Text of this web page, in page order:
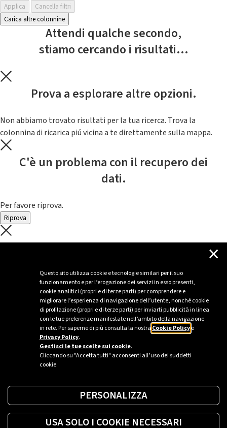
Questo sito utilizza cookie e tecnologie similari per il suo
funzionamento e per l’erogazione dei servizi in esso presenti,
cookie analitici (propri e di terze parti) per comprendere e
migliorare l’esperienza di navigazione dell’utente, nonché cookie
di profilazione (propri e di terze parti) per inviarti pubblicità in linea
con le tue preferenze manifestate nell’ambito della navigazione
in rete. Per saperne di più consulta la nostra Cookie Policye
Privacy Policy.
Gestisci le tue scelte sui cookie.
Cliccando su "Accetta tutti" acconsenti all’uso dei suddetti
cookie.
×
PERSONALIZZA
USA SOLO I COOKIE NECESSARI
Applica
Cancella filtri
Carica altre colonnine
Attendi qualche secondo,
stiamo cercando i risultati...
Prova a esplorare altre opzioni.
Non abbiamo trovato risultati per la tua ricerca. Trova la
colonnina di ricarica piú vicina a te direttamente sulla mappa.
C'è un problema con il recupero dei
dati.
Per favore riprova.
Riprova
C'è un problema con il recupero dei
Per favore riprova piú tardi
Sei un’azienda o una PA?
Trova la soluzione più giusta per te.
Richiedi una colonnina